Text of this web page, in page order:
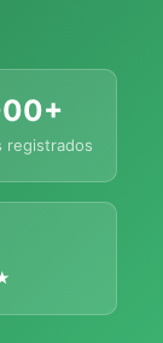
registrados